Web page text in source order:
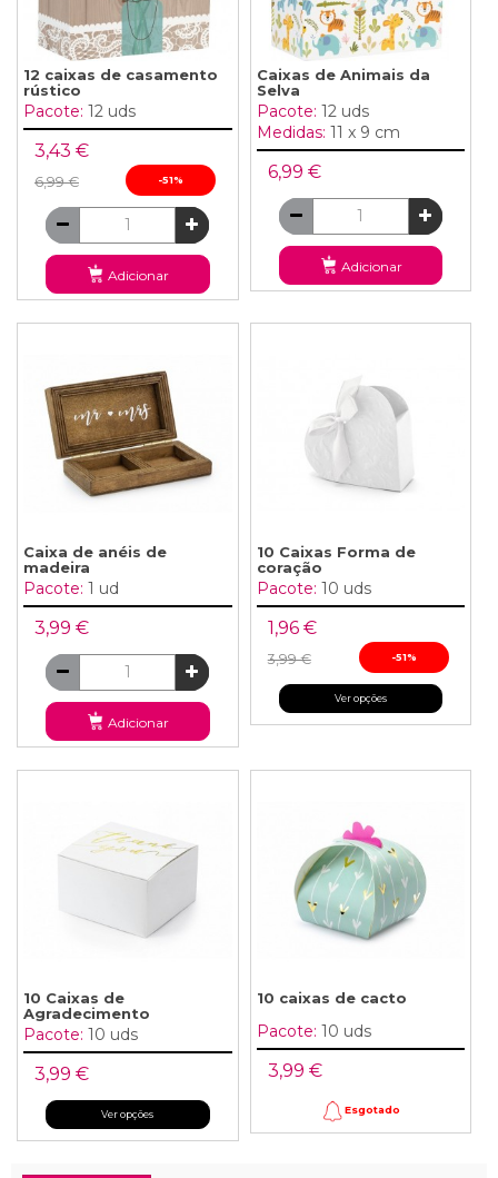
12 caixas de casamento
rústico
Pacote: 12 uds
3,43 €
6,99 € -51%
Adicionar
Caixas de Animais da
Selva
Pacote: 12 uds
Medidas: 11 x 9 cm
6,99 €
Adicionar
Caixa de anéis de
madeira
Pacote: 1 ud
3,99 €
Adicionar
10 Caixas Forma de
coração
Pacote: 10 uds
1,96 €
3,99 € -51%
Ver opções
10 Caixas de
Agradecimento
Pacote: 10 uds
3,99 €
Ver opções
10 caixas de cacto
Pacote: 10 uds
3,99 €
Esgotado